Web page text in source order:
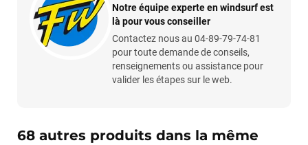
Notre équipe experte en windsurf est
là pour vous conseiller
Contactez nous au 04-89-79-74-81
pour toute demande de conseils,
renseignements ou assistance pour
valider les étapes sur le web.
68 autres produits dans la même
L'envoi a été rapide. La voile est arrivée en super état.
Mauruuru roa.
VOIR TOUS LES AVIS